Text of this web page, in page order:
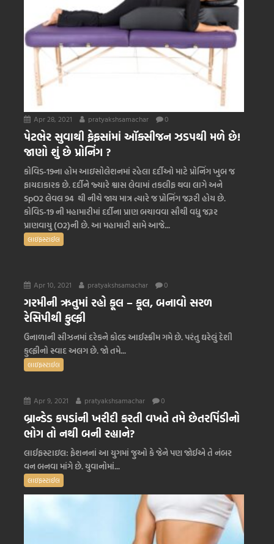
Apr 28, 2021 pratyakshsamachar 0
પેટભેર સુવાથી ફેફસાંમાં ઑક્સીજન ઝડપથી મળે છે!
જાણો શું છે પ્રોનિંગ ?
કોવિડ-19ના હોમ આઇસોલેશનમાં રહેલા દર્દીઓ માટે પ્રોનિંગ ખુબ જ
ફાયદાકારક છે. દર્દીને જ્યારે શ્વાસ લેવામાં તકલીફ થવા લાગે અને
SpO2 લેવલ 94 થી નીચે જાય માત્ર ત્યારે જ પ્રોનિંગ જરૂરી હોય છે.
કોવિડ-19 ની મહામારીમાં દર્દીના પ્રાણ બચાવવા સૌથી વધુ જરૂર
પ્રાણવાયુ (O2)ની છે. આ મહામારી સામે આજે...
લાઇફસ્ટાઈલ
Apr 10, 2021 pratyakshsamachar 0
ગરમીની ઋતુમાં રહો કૂલ – કૂલ, બનાવો સરળ
રેસિપીથી કુલ્ફી
ઉનાળાની સીઝનમાં દરેકને કોલ્ડ આઈસ્ક્રીમ ગમે છે. પરંતુ ઘરેલું દેશી
કુલ્ફીનો સ્વાદ અલગ છે. જો તમે...
લાઇફસ્ટાઈલ
Apr 9, 2021 pratyakshsamachar 0
બ્રાન્ડેડ કપડાંની ખરીદી કરતી વખતે તમે છેતરપિંડીનો
ભોગ તો નથી બની રહ્યાને?
લાઈફસ્ટાઇલ: ફેશનનાં આ યુગમાં જુઓ કે જેને પણ જોઈએ તે નંબર
વન બનવા માંગે છે. યુવાનોમાં...
લાઇફસ્ટાઈલ